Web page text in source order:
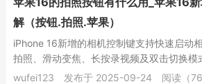
解（按钮.拍照.苹果）
iPhone 16新增的相机控制键支持快速启动
拍照、滑动变焦、长按录视频及双击切换模
控体验。 如果您在使用iPhone...
wufei123 发布于 2025-09-24 阅读（76